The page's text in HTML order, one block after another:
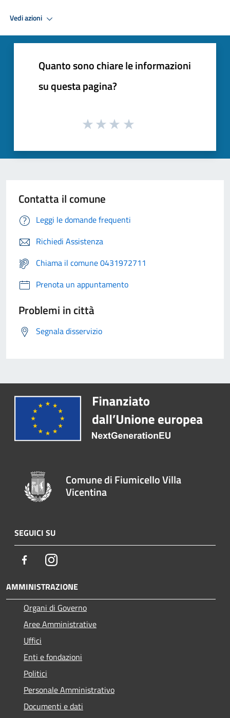
Vedi azioni
Quanto sono chiare le informazioni
su questa pagina?
Contatta il comune
Leggi le domande frequenti
Richiedi Assistenza
Chiama il comune 0431972711
Prenota un appuntamento
Problemi in città
Segnala disservizio
Comune di Fiumicello Villa
Vicentina
SEGUICI SU
FacebookInstagram
AMMINISTRAZIONE
Organi di Governo
Aree Amministrative
Uffici
Enti e fondazioni
Politici
Personale Amministrativo
Documenti e dati